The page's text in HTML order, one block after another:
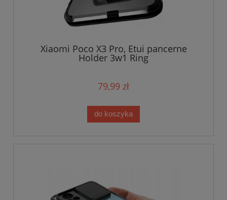
Xiaomi Poco X3 Pro, Etui pancerne
Holder 3w1 Ring
79,99 zł
do koszyka